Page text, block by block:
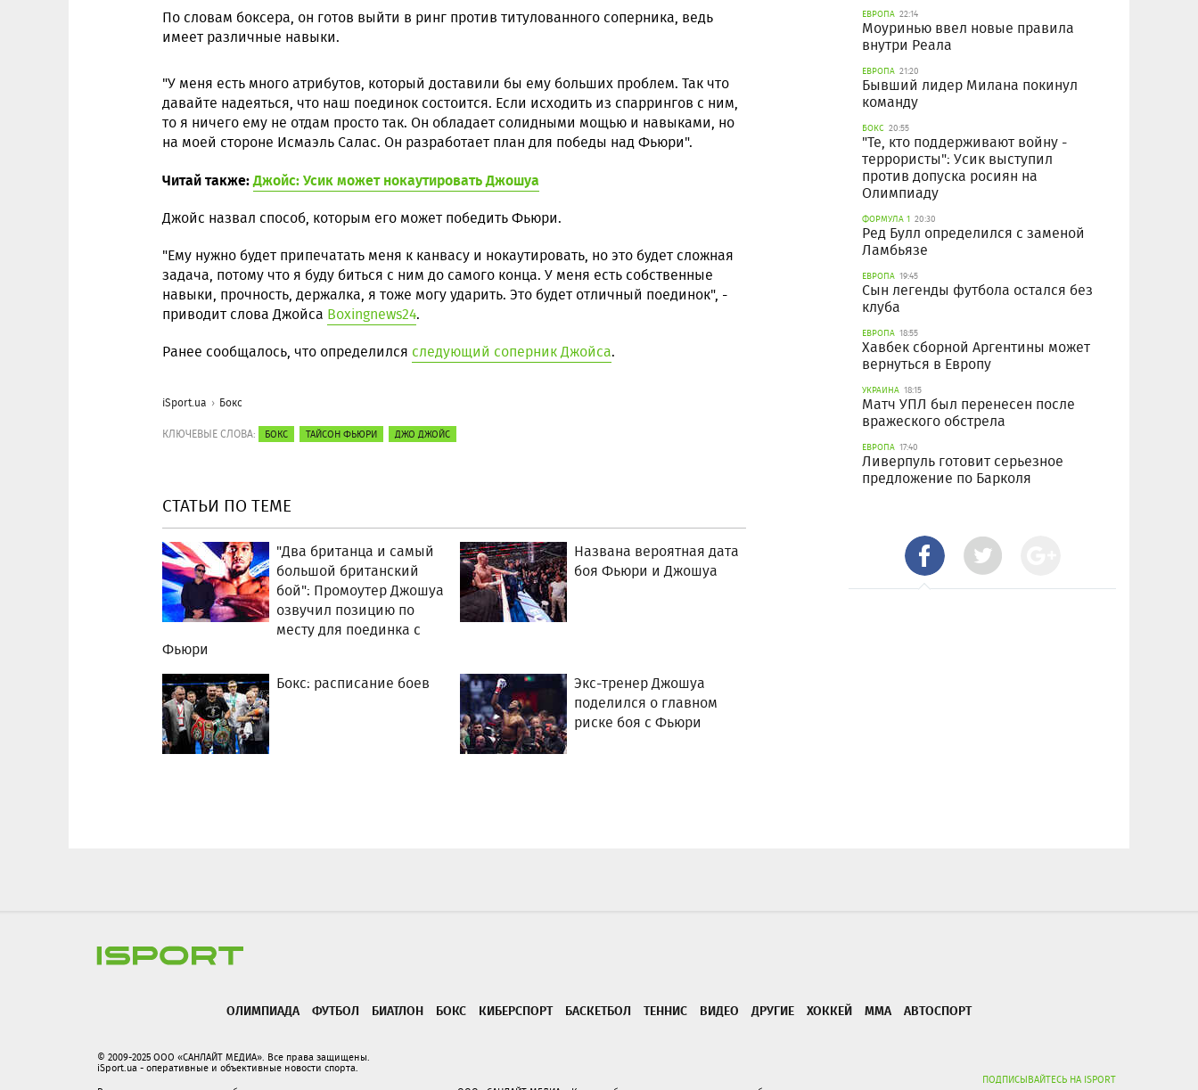
По словам боксера, он готов выйти в ринг против титулованного соперника, ведь
имеет различные навыки.
"У меня есть много атрибутов, который доставили бы ему больших проблем. Так что
давайте надеяться, что наш поединок состоится. Если исходить из спаррингов с ним,
то я ничего ему не отдам просто так. Он обладает солидными мощью и навыками, но
на моей стороне Исмаэль Салас. Он разработает план для победы над Фьюри".
Читай также:Джойс: Усик может нокаутировать Джошуа
Джойс назвал способ, которым его может победить Фьюри.
"Ему нужно будет припечатать меня к канвасу и нокаутировать, но это будет сложная
задача, потому что я буду биться с ним до самого конца. У меня есть собственные
навыки, прочность, держалка, я тоже могу ударить. Это будет отличный поединок", -
приводит слова Джойса Boxingnews24.
Ранее сообщалось, что определился следующий соперник Джойса.
iSport.ua Бокс
КЛЮЧЕВЫЕ СЛОВА: БОКС ТАЙСОН ФЬЮРИ ДЖО ДЖОЙС
СТАТЬИ ПО ТЕМЕ
"Два британца и самый
большой британский
бой": Промоутер Джошуа
озвучил позицию по
месту для поединка с
Фьюри
Названа вероятная дата
боя Фьюри и Джошуа
Бокс: расписание боев
Экс-тренер Джошуа
поделился о главном
риске боя с Фьюри
ЕВРОПА 22:14
Моуринью ввел новые правила
внутри Реала
ЕВРОПА 21:20
Бывший лидер Милана покинул
команду
БОКС 20:55
"Те, кто поддерживают войну -
террористы": Усик выступил
против допуска росиян на
Олимпиаду
ФОРМУЛА 1 20:30
Ред Булл определился с заменой
Ламбьязе
ЕВРОПА 19:45
Сын легенды футбола остался без
клуба
ЕВРОПА 18:55
Хавбек сборной Аргентины может
вернуться в Европу
УКРАИНА 18:15
Матч УПЛ был перенесен после
вражеского обстрела
ЕВРОПА 17:40
Ливерпуль готовит серьезное
предложение по Барколя
ОЛИМПИАДА ФУТБОЛ БИАТЛОН БОКС КИБЕРСПОРТ БАСКЕТБОЛ ТЕННИС ВИДЕО ДРУГИЕ ХОККЕЙ ММА АВТОСПОРТ
ПОДПИСЫВАЙТЕСЬ НА ISPORT
© 2009-2025 ООО «САНЛАЙТ МЕДИА». Все права защищены.
iSport.ua - оперативные и объективные новости спорта.